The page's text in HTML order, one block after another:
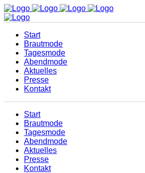
Start
Brautmode
Tagesmode
Abendmode
Aktuelles
Presse
Kontakt
Start
Brautmode
Tagesmode
Abendmode
Aktuelles
Presse
Kontakt